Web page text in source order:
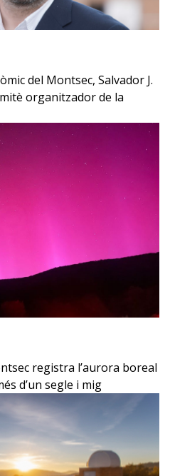
del Montsec, Salvador J.
organitzador de la
registra l’aurora boreal
d’un segle i mig